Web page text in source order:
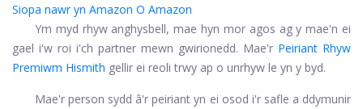
Siopa nawr yn Amazon O Amazon
Ym myd rhyw anghysbell, mae hyn mor agos ag y mae'n ei
gael i'w roi i'ch partner mewn gwirionedd. Mae'r Peiriant Rhyw
Premiwm Hismith gellir ei reoli trwy ap o unrhyw le yn y byd.
Mae'r person sydd â'r peiriant yn ei osod i'r safle a ddymunir